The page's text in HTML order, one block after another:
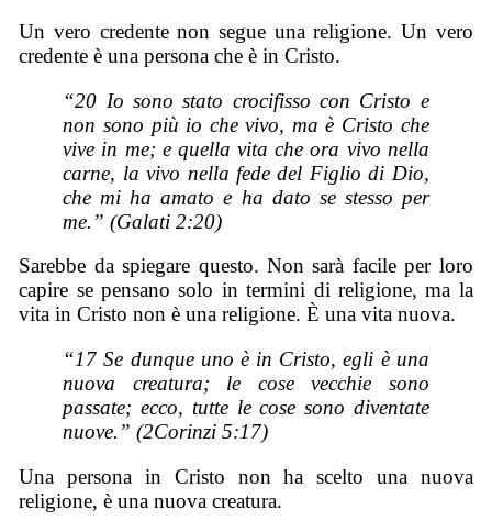
Un vero credente non segue una religione. Un vero
credente è una persona che è in Cristo.
“20 Io sono stato crocifisso con Cristo e
non sono più io chevivo, maè Cristo che
vive in me; e quellavita che ora vivo nella
carne, la vivo nella fede del Figlio di Dio,
che mi ha amato e ha dato se stesso per
me.” (Galati 2:20)
Sarebbe da spiegare questo. Non sarà facile per loro
capire se pensano solo in termini di religione, ma la
vita in Cristo non è una religione. È una vita nuova.
“17 Se dunque uno èin Cristo,egli èuna
nuova creatura; le cose vecchie sono
passate; ecco, tutte le cose sono diventate
nuove.” (2Corinzi 5:17)
Una persona in Cristo non ha scelto una nuova
religione, è una nuova creatura.